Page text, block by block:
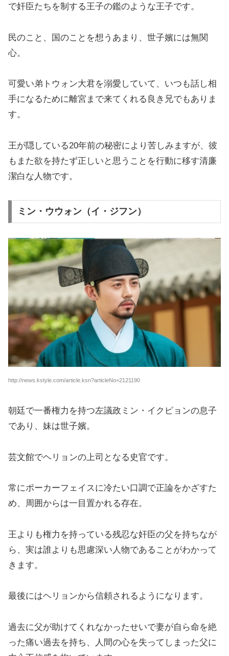
で奸臣たちを制する王子の鑑のような王子です。
民のこと、国のことを想うあまり、世子嬪には無関
心。
可愛い弟トウォン大君を溺愛していて、いつも話し相
手になるために離宮まで来てくれる良き兄でもありま
す。
王が隠している20年前の秘密により苦しみますが、彼
もまた欲を持たず正しいと思うことを行動に移す清廉
潔白な人物です。
ミン・ウウォン（イ・ジフン）
http://news.kstyle.com/article.ksn?articleNo=2121190
朝廷で一番権力を持つ左議政ミン・イクピョンの息子
であり、妹は世子嬪。
芸文館でヘリョンの上司となる史官です。
常にポーカーフェイスに冷たい口調で正論をかざすた
め、周囲からは一目置かれる存在。
王よりも権力を持っている残忍な奸臣の父を持ちなが
ら、実は誰よりも思慮深い人物であることがわかって
きます。
最後にはヘリョンから信頼されるようになります。
過去に父が助けてくれなかったせいで妻が自ら命を絶
った痛い過去を持ち、人間の心を失ってしまった父に